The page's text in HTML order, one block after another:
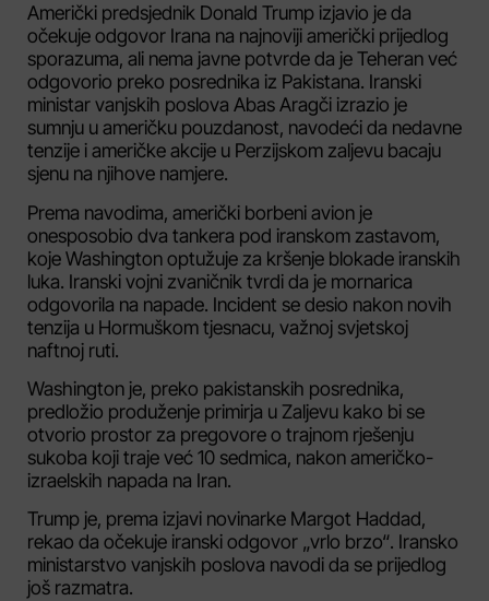
Američki predsjednik Donald Trump izjavio je da
očekuje odgovor Irana na najnoviji američki prijedlog
sporazuma, ali nema javne potvrde da je Teheran već
odgovorio preko posrednika iz Pakistana. Iranski
ministar vanjskih poslova Abas Aragči izrazio je
sumnju u američku pouzdanost, navodeći da nedavne
tenzije i američke akcije u Perzijskom zaljevu bacaju
sjenu na njihove namjere.
Prema navodima, američki borbeni avion je
onesposobio dva tankera pod iranskom zastavom,
koje Washington optužuje za kršenje blokade iranskih
luka. Iranski vojni zvaničnik tvrdi da je mornarica
odgovorila na napade. Incident se desio nakon novih
tenzija u Hormuškom tjesnacu, važnoj svjetskoj
naftnoj ruti.
Washington je, preko pakistanskih posrednika,
predložio produženje primirja u Zaljevu kako bi se
otvorio prostor za pregovore o trajnom rješenju
sukoba koji traje već 10 sedmica, nakon američko-
izraelskih napada na Iran.
Trump je, prema izjavi novinarke Margot Haddad,
rekao da očekuje iranski odgovor „vrlo brzo“. Iransko
ministarstvo vanjskih poslova navodi da se prijedlog
još razmatra.